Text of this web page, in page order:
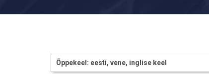
Õppekeel: eesti, vene, inglise keel